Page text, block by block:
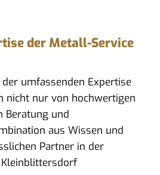
der Metall-Service
umfassenden Expertise
nicht nur von hochwertigen
Beratung und
aus Wissen und
Partner in der